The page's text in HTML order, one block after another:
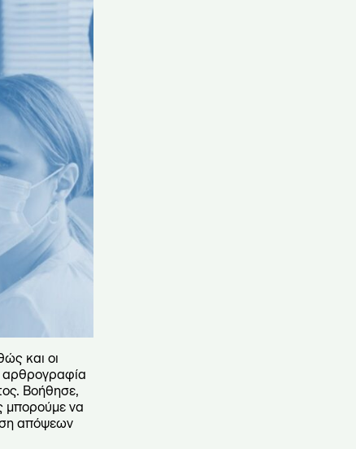
και οι
αρθρογραφία
Βοήθησε,
μπορούμε να
απόψεων